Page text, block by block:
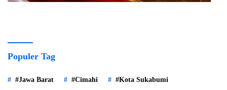
Populer Tag
#Jawa Barat #Cimahi #Kota Sukabumi